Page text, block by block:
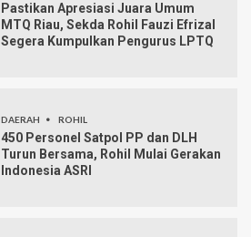
Pastikan Apresiasi Juara Umum
MTQ Riau, Sekda Rohil Fauzi Efrizal
Segera Kumpulkan Pengurus LPTQ
DAERAH ROHIL
450 Personel Satpol PP dan DLH
Turun Bersama, Rohil Mulai Gerakan
Indonesia ASRI